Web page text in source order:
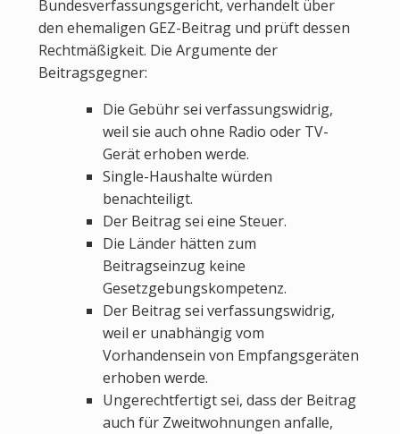
Bundesverfassungsgericht, verhandelt über
den ehemaligen GEZ-Beitrag und prüft dessen
Rechtmäßigkeit. Die Argumente der
Beitragsgegner:
Die Gebühr sei verfassungswidrig,
weil sie auch ohne Radio oder TV-
Gerät erhoben werde.
Single-Haushalte würden
benachteiligt.
Der Beitrag sei eine Steuer.
Die Länder hätten zum
Beitragseinzug keine
Gesetzgebungskompetenz.
Der Beitrag sei verfassungswidrig,
weil er unabhängig vom
Vorhandensein von Empfangsgeräten
erhoben werde.
Ungerechtfertigt sei, dass der Beitrag
auch für Zweitwohnungen anfalle,